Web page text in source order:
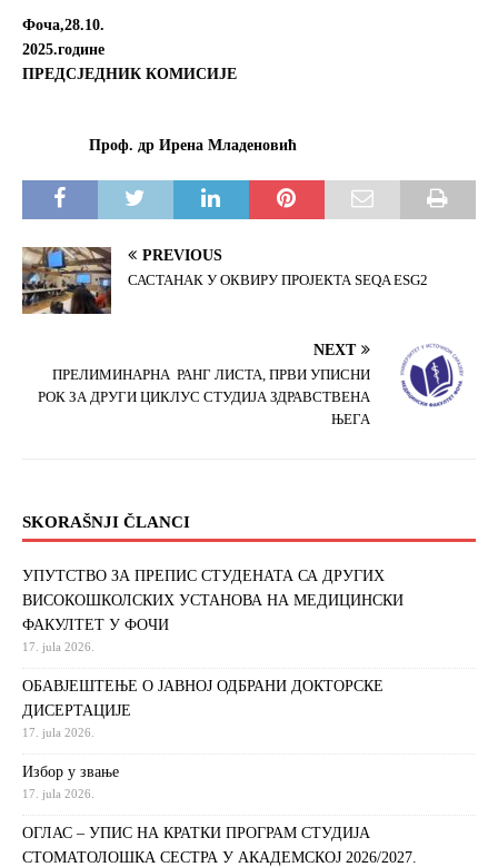
Фоча,28.10.
2025.године
ПРЕДСЈЕДНИК КОМИСИЈЕ
Проф. др Ирена Младеновић
PREVIOUS
САСТАНАК У ОКВИРУ ПРОЈЕКТА SEQA ESG2
NEXT
ПРЕЛИМИНАРНА РАНГ ЛИСТА, ПРВИ УПИСНИ
РОК ЗА ДРУГИ ЦИКЛУС СТУДИЈА ЗДРАВСТВЕНА
ЊЕГА
SKORAŠNJI ČLANCI
УПУТСТВО ЗА ПРЕПИС СТУДЕНАТА СА ДРУГИХ
ВИСОКОШКОЛСКИХ УСТАНОВА НА МЕДИЦИНСКИ
ФАКУЛТЕТ У ФОЧИ
17. jula 2026.
ОБАВЈЕШТЕЊЕ О ЈАВНОЈ ОДБРАНИ ДОКТОРСКЕ
ДИСЕРТАЦИЈЕ
17. jula 2026.
Избор у звање
17. jula 2026.
ОГЛАС – УПИС НА КРАТКИ ПРОГРАМ СТУДИЈА
СТОМАТОЛОШКА СЕСТРА У АКАДЕМСКОЈ 2026/2027.